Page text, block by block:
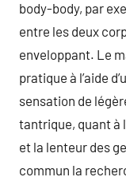
body-body, par
entre les deux
enveloppant. Le
pratique à l’aide
sensation de
tantrique, quant à
et la lenteur des
commun la